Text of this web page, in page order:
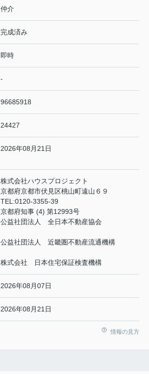
仲介
完成済み
即時
-
96685918
24427
2026年08月21日
株式会社ハウスプロジェクト
京都府京都市伏見区桃山町遠山６９
TEL:0120-3355-39
京都府知事 (4) 第12993号
公益社団法人 全日本不動産協会
公益社団法人 近畿圏不動産流通機構
株式会社 日本住宅保証検査機構
2026年08月07日
2026年08月21日
情報の見方